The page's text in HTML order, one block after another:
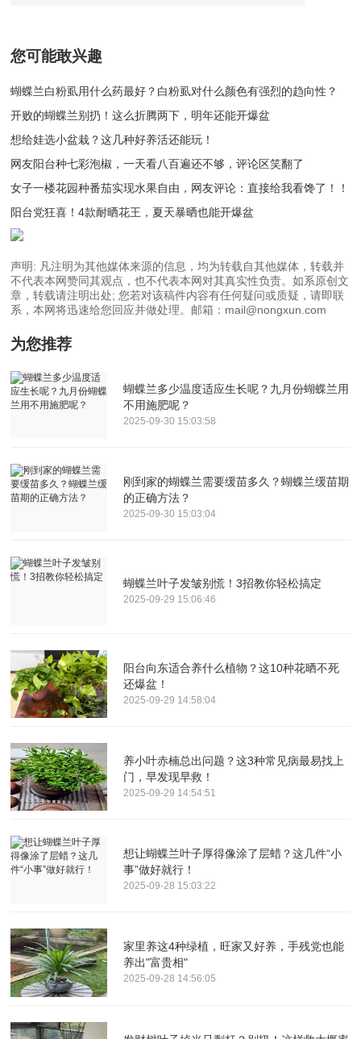
您可能敢兴趣
蝴蝶兰白粉虱用什么药最好？白粉虱对什么颜色有强烈的趋向性？
开败的蝴蝶兰别扔！这么折腾两下，明年还能开爆盆
想给娃选小盆栽？这几种好养活还能玩！
网友阳台种七彩泡椒，一天看八百遍还不够，评论区笑翻了
女子一楼花园种番茄实现水果自由，网友评论：直接给我看馋了！！
阳台党狂喜！4款耐晒花王，夏天暴晒也能开爆盆
声明: 凡注明为其他媒体来源的信息，均为转载自其他媒体，转载并
不代表本网赞同其观点，也不代表本网对其真实性负责。如系原创文
章，转载请注明出处; 您若对该稿件内容有任何疑问或质疑，请即联
系，本网将迅速给您回应并做处理。邮箱：mail@nongxun.com
为您推荐
蝴蝶兰多少温度适应生长呢？九月份蝴蝶兰用
不用施肥呢？
2025-09-30 15:03:58
刚到家的蝴蝶兰需要缓苗多久？蝴蝶兰缓苗期
的正确方法？
2025-09-30 15:03:04
蝴蝶兰叶子发皱别慌！3招教你轻松搞定
2025-09-29 15:06:46
阳台向东适合养什么植物？这10种花晒不死
还爆盆！
2025-09-29 14:58:04
养小叶赤楠总出问题？这3种常见病最易找上
门，早发现早救！
2025-09-29 14:54:51
想让蝴蝶兰叶子厚得像涂了层蜡？这几件“小
事”做好就行！
2025-09-28 15:03:22
家里养这4种绿植，旺家又好养，手残党也能
养出"富贵相"
2025-09-28 14:56:05